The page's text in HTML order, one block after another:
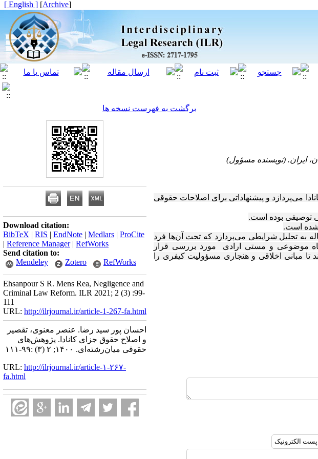
[
Archive
]
[ English ]
برگشت به فهرست نسخه ها
ایران. (نویسنده مسؤول)
می‌پردازد و پیشنهاداتی برای اصلاحات حقوقی
توصیفی بوده است.
شده است.
به تحلیل شرایطی می‌پردازد که تحت آن‌ها فرد
موضوعی و مستی ارادی مورد بررسی قرار
مبانی اخلاقی و هنجاری مسؤولیت کیفری را
Download citation:
BibTeX | RIS | EndNote | Medlars | ProCite
| Reference Manager| RefWorks
Send citation to:
Mendeley
Zotero RefWorks
Ehsanpour S R. Mens Rea, Negligence and
Criminal Law Reform. ILR 2021; 2 (3) :99-
111
URL: http://ilrjournal.ir/article-1-267-fa.html
احسان پور سید رضا. عنصر معنوی، تقصیر
و اصلاح حقوق جزای کانادا. پژوهش‌های
حقوقی میان‌رشته‌ای. ۱۴۰۰; ۲ (۳) :۹۹-۱۱۱
URL: http://ilrjournal.ir/article-۱-۲۶۷-
fa.html